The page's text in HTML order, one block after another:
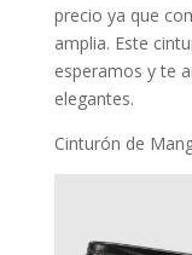
precio ya que
amplia. Este
esperamos y te
elegantes.
Cinturón de